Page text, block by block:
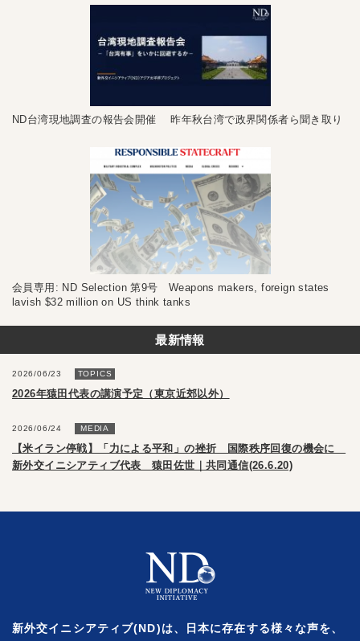
ND台湾現地調査の報告会開催 昨年秋台湾で政界関係者ら聞き取り
会員専用: ND Selection 第9号 Weapons makers, foreign states
lavish $32 million on US think tanks
最新情報
2026/06/23 TOPICS
2026年猿田代表の講演予定（東京近郊以外）
2026/06/24 MEDIA
【米イラン停戦】「力による平和」の挫折 国際秩序回復の機会に
新外交イニシアティブ代表 猿田佐世｜共同通信(26.6.20)
新外交イニシアティブ(ND)は、日本に存在する様々な声を、